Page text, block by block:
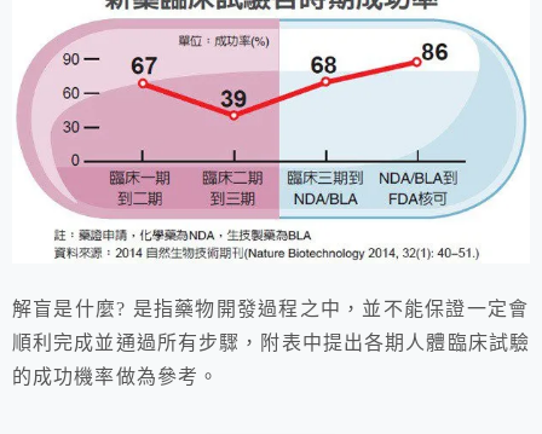
解盲是什麼? 是指藥物開發過程之中，並不能保證一定會
順利完成並通過所有步驟，附表中提出各期人體臨床試驗
的成功機率做為參考。